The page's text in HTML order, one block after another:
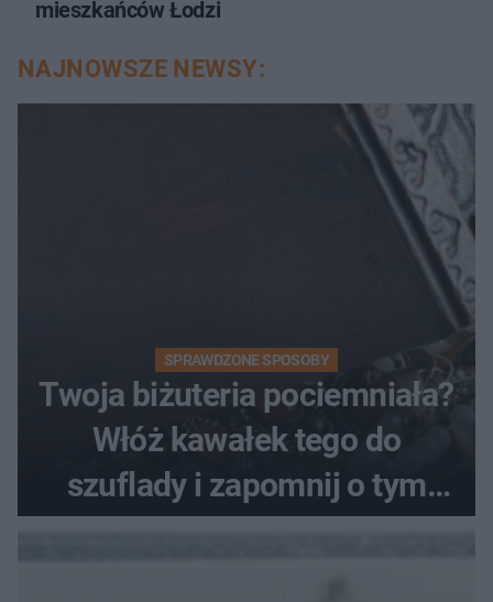
mieszkańców Łodzi
NAJNOWSZE NEWSY:
SPRAWDZONE SPOSOBY
Twoja biżuteria pociemniała?
Włóż kawałek tego do
szuflady i zapomnij o tym
problemie. Sposób na